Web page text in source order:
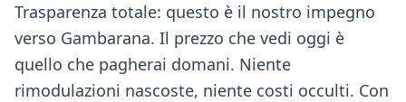
Trasparenza totale: questo è il nostro impegno
verso Gambarana. Il prezzo che vedi oggi è
quello che pagherai domani. Niente
rimodulazioni nascoste, niente costi occulti. Con